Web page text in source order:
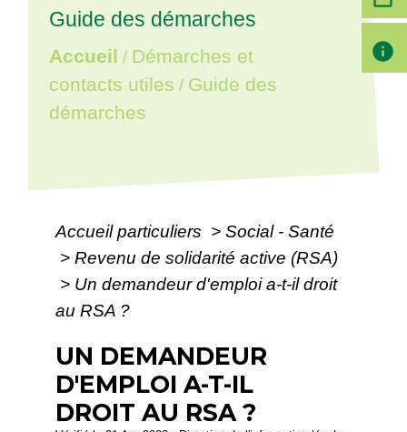
Guide des démarches
Accueil / Démarches et
contacts utiles / Guide des
démarches
Accueil particuliers > Social - Santé
> Revenu de solidarité active (RSA)
> Un demandeur d'emploi a-t-il droit
au RSA ?
UN DEMANDEUR
D'EMPLOI A-T-IL
DROIT AU RSA ?
info